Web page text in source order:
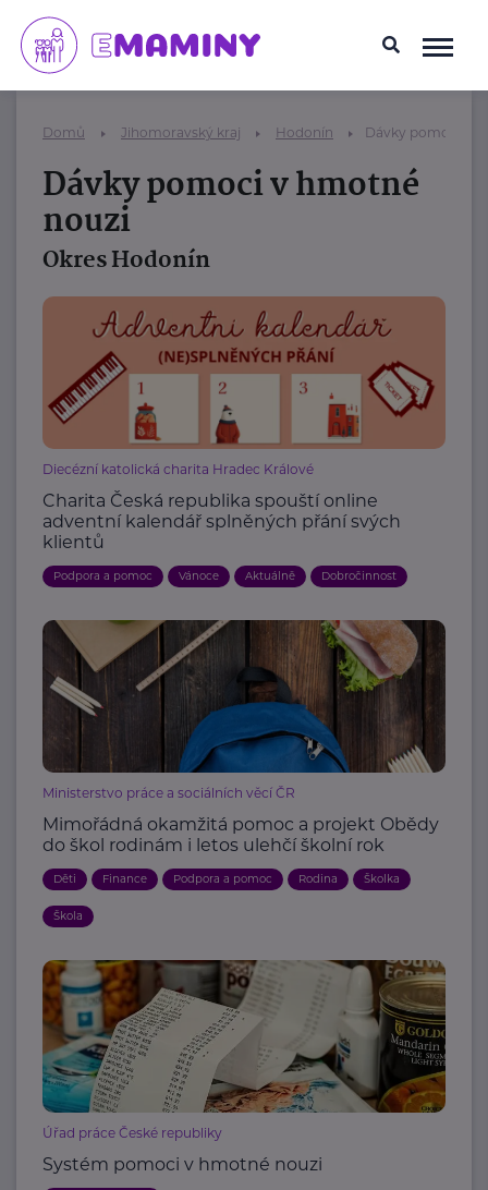
Domů Jihomoravský kraj Hodonín Dávky pomoci v
Dávky pomoci v hmotné
nouzi
Okres Hodonín
Diecézní katolická charita Hradec Králové
Charita Česká republika spouští online
adventní kalendář splněných přání svých
klientů
Podpora a pomoc Vánoce Aktuálně Dobročinnost
Ministerstvo práce a sociálních věcí ČR
Mimořádná okamžitá pomoc a projekt Obědy
do škol rodinám i letos ulehčí školní rok
Děti Finance Podpora a pomoc Rodina Školka
Škola
Úřad práce České republiky
Systém pomoci v hmotné nouzi